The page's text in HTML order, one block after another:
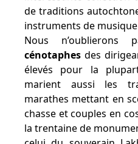
de traditions
instruments de musique
Nous
cénotaphes des
élevés pour la
marient aussi les
marathes mettant en
chasse et couples en
la trentaine de